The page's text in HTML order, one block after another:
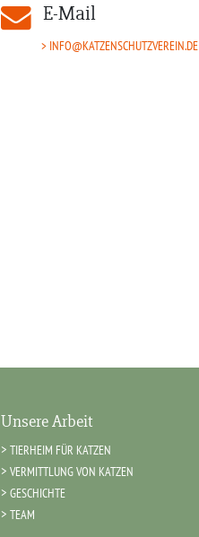
E-Mail
INFO@KATZENSCHUTZVEREIN.DE
Unsere Arbeit
TIERHEIM FÜR KATZEN
VERMITTLUNG VON KATZEN
GESCHICHTE
TEAM